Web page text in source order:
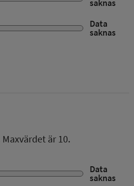
saknas
Data
saknas
Maxvärdet är 10.
Data
saknas